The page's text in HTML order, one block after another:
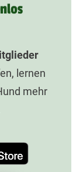
lernen
mehr